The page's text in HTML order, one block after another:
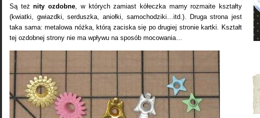
Są teżnity ozdobne, w których zamiast kółeczka mamy rozmaite kształty
(kwiatki, gwiazdki, serduszka, aniołki, samochodziki…itd.). Druga strona jest
taka sama: metalowa nóżka, którą zaciska się po drugiej stronie kartki. Kształt
tej ozdobnej strony nie ma wpływu na sposób mocowania…